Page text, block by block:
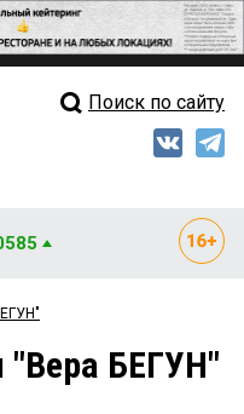
Свежий выпуск
Мнения
Рейтинги
Поиск по сайту
"Вера БЕГУН"